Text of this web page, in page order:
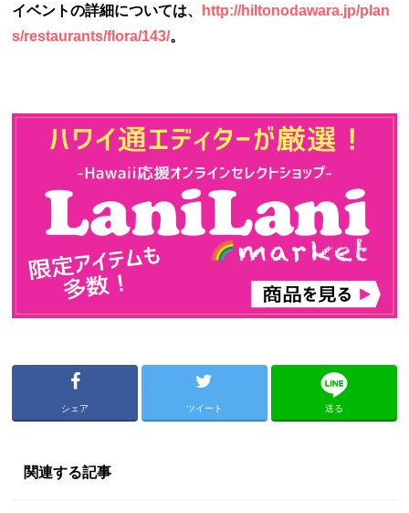
イベントの詳細については、
http://hiltonodawara.jp/plan
s/restaurants/flora/143/。
シェア ツイート 送る
関連する記事